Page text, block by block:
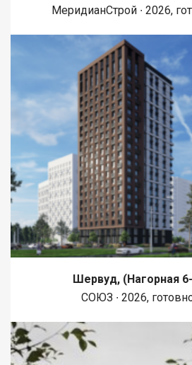
МеридианСтрой ∙ 2026,
Шервуд, (Нагорная
СОЮЗ ∙ 2026,